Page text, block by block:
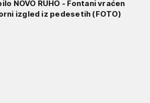
NOVO RUHO - Fontani vraćen
izgled iz pedesetih (FOTO)